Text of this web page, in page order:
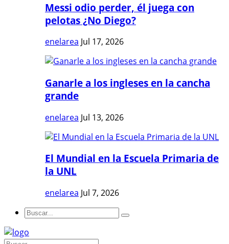
Messi odio perder, él juega con
pelotas ¿No Diego?
enelarea Jul 17, 2026
Ganarle a los ingleses en la cancha
grande
enelarea Jul 13, 2026
El Mundial en la Escuela Primaria de
la UNL
enelarea Jul 7, 2026